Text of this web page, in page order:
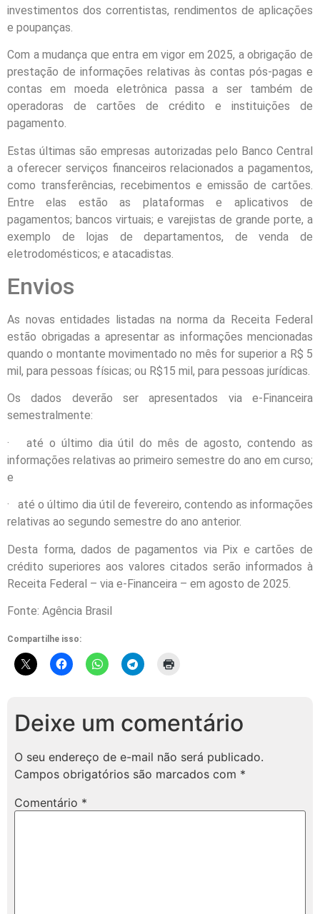
investimentos dos correntistas, rendimentos de aplicações
e poupanças.
Com a mudança que entra em vigor em 2025, a obrigação de
prestação de informações relativas às contas pós-pagas e
contas em moeda eletrônica passa a ser também de
operadoras de cartões de crédito e instituições de
pagamento.
Estas últimas são empresas autorizadas pelo Banco Central
a oferecer serviços financeiros relacionados a pagamentos,
como transferências, recebimentos e emissão de cartões.
Entre elas estão as plataformas e aplicativos de
pagamentos; bancos virtuais; e varejistas de grande porte, a
exemplo de lojas de departamentos, de venda de
eletrodomésticos; e atacadistas.
Envios
As novas entidades listadas na norma da Receita Federal
estão obrigadas a apresentar as informações mencionadas
quando o montante movimentado no mês for superior a R$ 5
mil, para pessoas físicas; ou R$15 mil, para pessoas jurídicas.
Os dados deverão ser apresentados via e-Financeira
semestralmente:
· até o último dia útil do mês de agosto, contendo as
informações relativas ao primeiro semestre do ano em curso;
e
· até o último dia útil de fevereiro, contendo as informações
relativas ao segundo semestre do ano anterior.
Desta forma, dados de pagamentos via Pix e cartões de
crédito superiores aos valores citados serão informados à
Receita Federal – via e-Financeira – em agosto de 2025.
Fonte: Agência Brasil
Compartilhe isso:
Deixe um comentário
O seu endereço de e-mail não será publicado.
Campos obrigatórios são marcados com *
Comentário *